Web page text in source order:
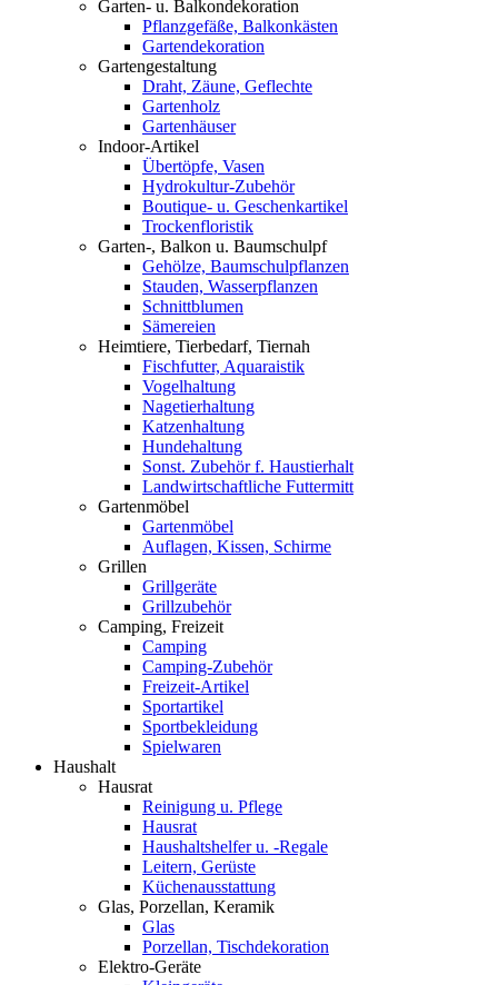
Garten- u. Balkondekoration
Pflanzgefäße, Balkonkästen
Gartendekoration
Gartengestaltung
Draht, Zäune, Geflechte
Gartenholz
Gartenhäuser
Indoor-Artikel
Übertöpfe, Vasen
Hydrokultur-Zubehör
Boutique- u. Geschenkartikel
Trockenfloristik
Garten-, Balkon u. Baumschulpf
Gehölze, Baumschulpflanzen
Stauden, Wasserpflanzen
Schnittblumen
Sämereien
Heimtiere, Tierbedarf, Tiernah
Fischfutter, Aquaraistik
Vogelhaltung
Nagetierhaltung
Katzenhaltung
Hundehaltung
Sonst. Zubehör f. Haustierhalt
Landwirtschaftliche Futtermitt
Gartenmöbel
Gartenmöbel
Auflagen, Kissen, Schirme
Grillen
Grillgeräte
Grillzubehör
Camping, Freizeit
Camping
Camping-Zubehör
Freizeit-Artikel
Sportartikel
Sportbekleidung
Spielwaren
Haushalt
Hausrat
Reinigung u. Pflege
Hausrat
Haushaltshelfer u. -Regale
Leitern, Gerüste
Küchenausstattung
Glas, Porzellan, Keramik
Glas
Porzellan, Tischdekoration
Elektro-Geräte